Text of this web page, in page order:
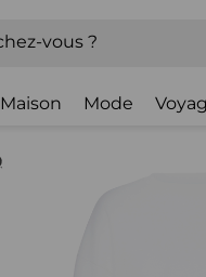
Mode